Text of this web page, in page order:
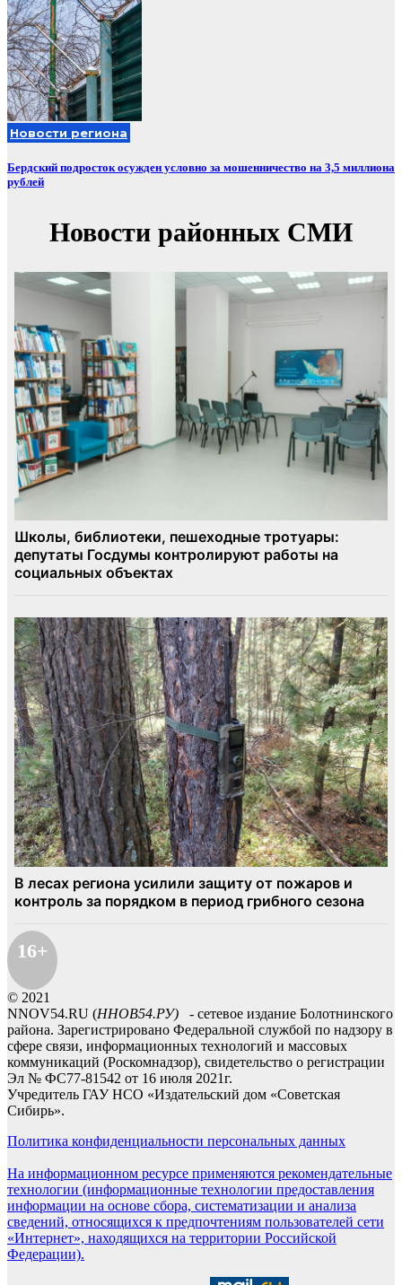
Новости региона
Бердский подросток осужден условно за мошенничество на 3,5 миллиона
рублей
16+
© 2021
NNOV54.RU (ННОВ54.РУ) - сетевое издание Болотнинского
района. Зарегистрировано Федеральной службой по надзору в
сфере связи, информационных технологий и массовых
коммуникаций (Роскомнадзор), свидетельство о регистрации
Эл № ФС77-81542 от 16 июля 2021г.
Учредитель ГАУ НСО «Издательский дом «Советская
Сибирь».
Политика конфиденциальности персональных данных
На информационном ресурсе применяются рекомендательные
технологии (информационные технологии предоставления
информации на основе сбора, систематизации и анализа
сведений, относящихся к предпочтениям пользователей сети
«Интернет», находящихся на территории Российской
Федерации).